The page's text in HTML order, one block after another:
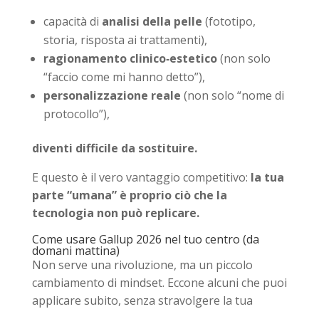
capacità di analisi della pelle (fototipo,
storia, risposta ai trattamenti),
ragionamento clinico‑estetico(non solo
“faccio come mi hanno detto”),
personalizzazione reale (non solo “nome di
protocollo”),
diventi difficile da sostituire.
E questo è il vero vantaggio competitivo: la tua
parte “umana” è proprio ciò che la
tecnologia non può replicare.
Come usare Gallup 2026 nel tuo centro (da
domani mattina)
Non serve una rivoluzione, ma un piccolo
cambiamento di mindset. Eccone alcuni che puoi
applicare subito, senza stravolgere la tua